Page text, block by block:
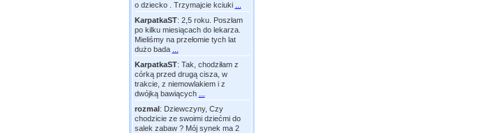
o dziecko . Trzymajcie kciuki
KarpatkaST: 2,5 roku. Poszłam
po kilku miesiącach do lekarza.
Mieliśmy na przełomie tych lat
dużo bada
KarpatkaST: Tak, chodziłam z
córką przed drugą cisza, w
trakcie, z niemowlakiem i z
dwójką bawiących
rozmal: Dziewczyny, Czy
chodzicie ze swoimi dziećmi do
salek zabaw ? Mój synek ma 2